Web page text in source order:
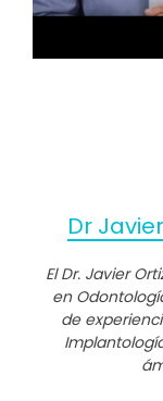
Dr
El Dr. Javier
en
de